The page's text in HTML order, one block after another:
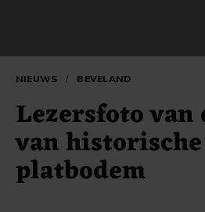
NIEUWS / BEVELAND
Lezersfoto van
van historische
platbodem